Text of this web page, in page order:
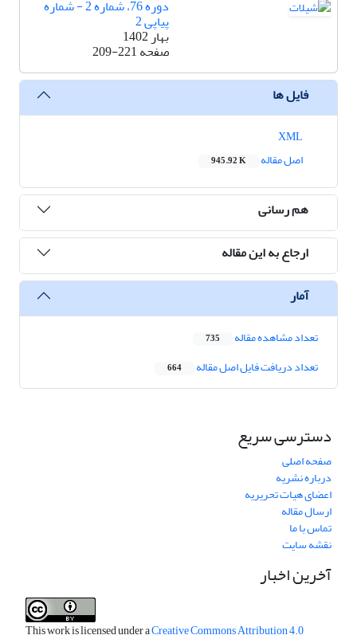
دوره 76، شماره 2 - شماره
پیاپی 2
بهار 1402
صفحه209-221
فایل ها
اصل مقاله
945.92 K
هم رسانی
ارجاع به این مقاله
آمار
تعداد مشاهده مقاله 735
تعداد دریافت فایل اصل مقاله 664
دسترسی سریع
صفحه اصلی
درباره نشریه
اعضای هیات تحریریه
ارسال مقاله
تماس با ما
نقشه سایت
آخرین اخبار
This work is licensed under aCreative Commons Attribution 4.0